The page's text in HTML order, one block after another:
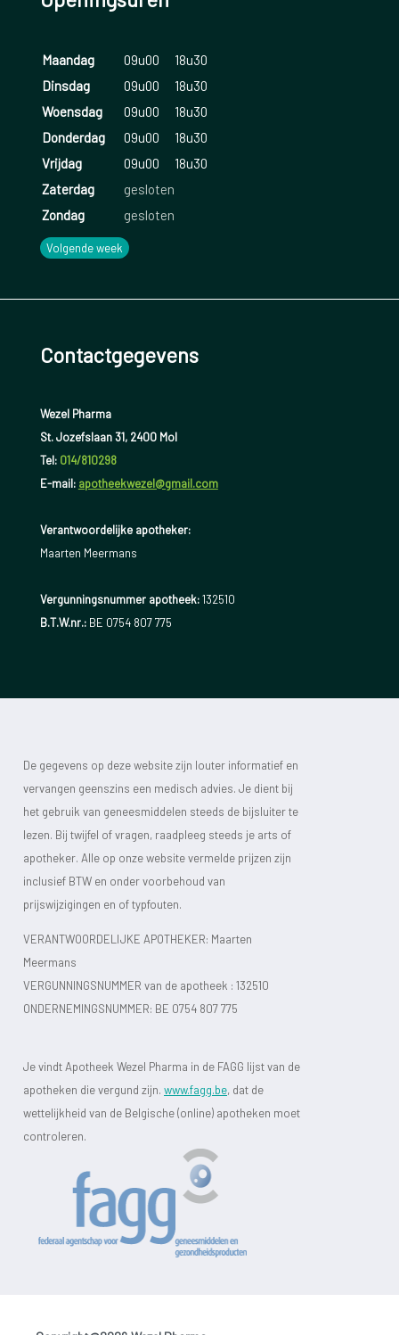
Maandag 09u00
18u30
Dinsdag
09u00
18u30
Woensdag
09u00
18u30
Donderdag
09u00
18u30
Vrijdag
09u00
18u30
Zaterdag
gesloten
Zondag
gesloten
Volgende week
Contactgegevens
Wezel Pharma
St. Jozefslaan 31, 2400 Mol
Tel: 014/810298
E-mail: apotheekwezel@gmail.com
Verantwoordelijke apotheker:
Maarten Meermans
Vergunningsnummer apotheek:132510
B.T.W.nr.:BE 0754 807 775
De gegevens op deze website zijn louter informatief en
vervangen geenszins een medisch advies. Je dient bij
het gebruik van geneesmiddelen steeds de bijsluiter te
lezen. Bij twijfel of vragen, raadpleeg steeds je arts of
apotheker. Alle op onze website vermelde prijzen zijn
inclusief BTW en onder voorbehoud van
prijswijzigingen en of typfouten.
VERANTWOORDELIJKE APOTHEKER: Maarten
Meermans
VERGUNNINGSNUMMER van de apotheek : 132510
ONDERNEMINGSNUMMER: BE 0754 807 775
Je vindt Apotheek Wezel Pharma in de FAGG lijst van de
apotheken die vergund zijn. www.fagg.be, dat de
wettelijkheid van de Belgische (online) apotheken moet
controleren.